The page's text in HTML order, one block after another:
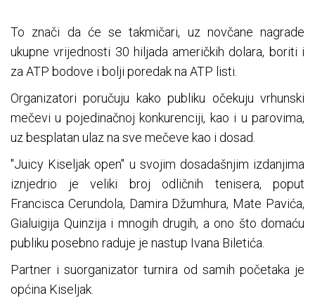
To znači da će se takmičari, uz novčane nagrade
ukupne vrijednosti 30 hiljada američkih dolara, boriti i
za ATP bodove i bolji poredak na ATP listi.
Organizatori poručuju kako publiku očekuju vrhunski
mečevi u pojedinačnoj konkurenciji, kao i u parovima,
uz besplatan ulaz na sve mečeve kao i dosad.
"Juicy Kiseljak open" u svojim dosadašnjim izdanjima
iznjedrio je veliki broj odličnih tenisera, poput
Francisca Cerundola, Damira Džumhura, Mate Pavića,
Gialuigija Quinzija i mnogih drugih, a ono što domaću
publiku posebno raduje je nastup Ivana Biletića.
Partner i suorganizator turnira od samih početaka je
općina Kiseljak.